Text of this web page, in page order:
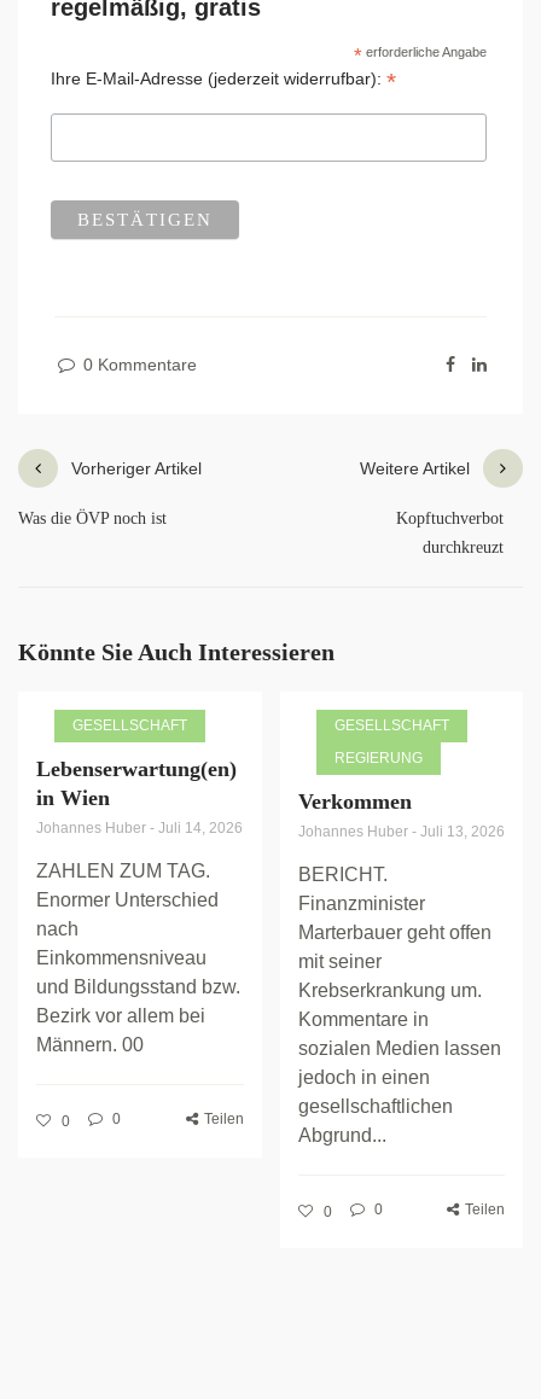
regelmäßig, gratis
*erforderliche Angabe
Ihre E-Mail-Adresse (jederzeit widerrufbar): *
0 Kommentare
Vorheriger Artikel
Was die ÖVP noch ist
Weitere Artikel
Kopftuchverbot
durchkreuzt
Könnte Sie Auch Interessieren
GESELLSCHAFT
Lebenserwartung(en)
in Wien
Johannes Huber - Juli 14, 2026
ZAHLEN ZUM TAG.
Enormer Unterschied
nach
Einkommensniveau
und Bildungsstand bzw.
Bezirk vor allem bei
Männern. 00
0 0 Teilen
GESELLSCHAFT
REGIERUNG
Verkommen
Johannes Huber - Juli 13, 2026
BERICHT.
Finanzminister
Marterbauer geht offen
mit seiner
Krebserkrankung um.
Kommentare in
sozialen Medien lassen
jedoch in einen
gesellschaftlichen
Abgrund...
0 0 Teilen